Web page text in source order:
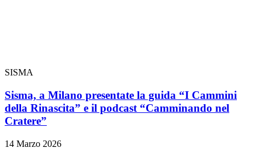
SISMA
Sisma, a Milano presentate la guida “I Cammini
della Rinascita” e il podcast “Camminando nel
Cratere”
14 Marzo 2026